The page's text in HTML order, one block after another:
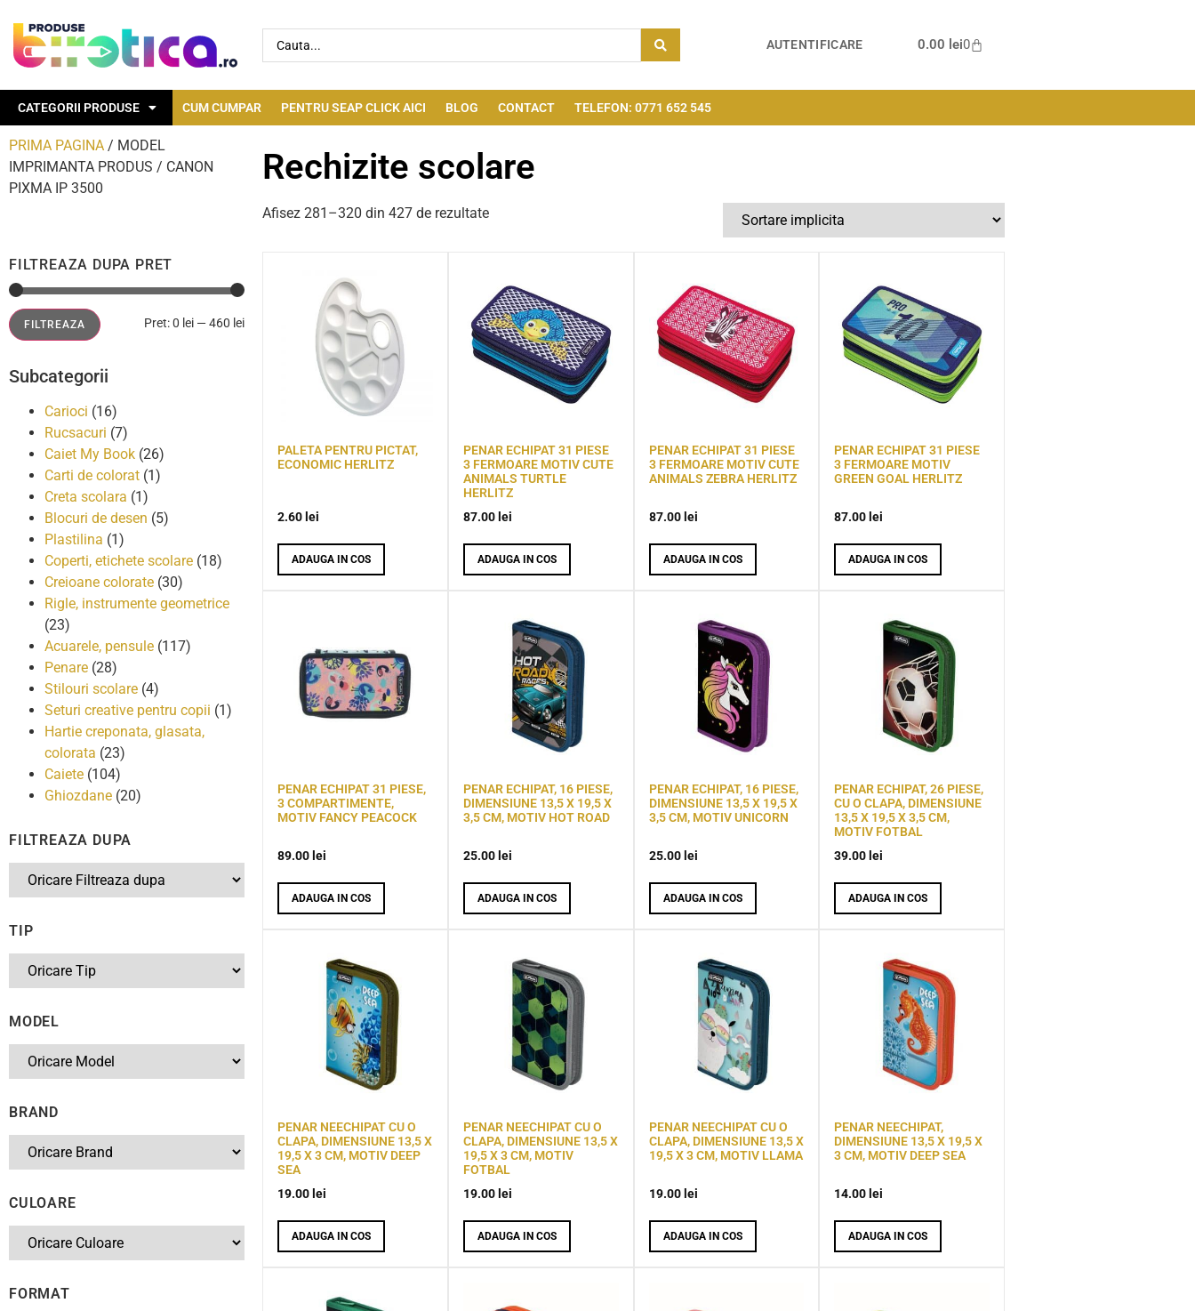
AUTENTIFICARE 0.00 lei0
CATEGORII PRODUSE CUM CUMPAR PENTRU SEAP CLICK AICI BLOG CONTACT TELEFON: 0771 652 545
PRIMA PAGINA / MODEL
IMPRIMANTA PRODUS / CANON
PIXMA IP 3500
FILTREAZA DUPA PRET
FILTREAZA Pret:0 lei —460 lei
Subcategorii
Carioci (16)
Rucsacuri (7)
Caiet My Book (26)
Carti de colorat (1)
Creta scolara (1)
Blocuri de desen (5)
Plastilina (1)
Coperti, etichete scolare (18)
Creioane colorate (30)
Rigle, instrumente geometrice
(23)
Acuarele, pensule (117)
Penare (28)
Stilouri scolare (4)
Seturi creative pentru copii (1)
Hartie creponata, glasata,
colorata (23)
Caiete (104)
Ghiozdane (20)
FILTREAZA DUPA
TIP
MODEL
BRAND
CULOARE
FORMAT
Rechizite scolare
Afisez 281–320 din 427 de rezultate
PALETA PENTRU PICTAT,
ECONOMIC HERLITZ
2.60 lei
ADAUGA IN COS
PENAR ECHIPAT 31 PIESE
3 FERMOARE MOTIV CUTE
ANIMALS TURTLE
HERLITZ
87.00 lei
ADAUGA IN COS
PENAR ECHIPAT 31 PIESE
3 FERMOARE MOTIV CUTE
ANIMALS ZEBRA HERLITZ
87.00 lei
ADAUGA IN COS
PENAR ECHIPAT 31 PIESE
3 FERMOARE MOTIV
GREEN GOAL HERLITZ
87.00 lei
ADAUGA IN COS
PENAR ECHIPAT 31 PIESE,
3 COMPARTIMENTE,
MOTIV FANCY PEACOCK
89.00lei
ADAUGA IN COS
PENAR ECHIPAT, 16 PIESE,
DIMENSIUNE 13,5 X 19,5 X
3,5 CM, MOTIV HOT ROAD
25.00lei
ADAUGA IN COS
PENAR ECHIPAT, 16 PIESE,
DIMENSIUNE 13,5 X 19,5 X
3,5 CM, MOTIV UNICORN
25.00lei
ADAUGA IN COS
PENAR ECHIPAT, 26 PIESE,
CU O CLAPA, DIMENSIUNE
13,5 X 19,5 X 3,5 CM,
MOTIV FOTBAL
39.00lei
ADAUGA IN COS
PENAR NEECHIPAT CU O
CLAPA, DIMENSIUNE 13,5 X
19,5 X 3 CM, MOTIV DEEP
SEA
19.00 lei
ADAUGA IN COS
PENAR NEECHIPAT CU O
CLAPA, DIMENSIUNE 13,5 X
19,5 X 3 CM, MOTIV
FOTBAL
19.00 lei
ADAUGA IN COS
PENAR NEECHIPAT CU O
CLAPA, DIMENSIUNE 13,5 X
19,5 X 3 CM, MOTIV LLAMA
19.00 lei
ADAUGA IN COS
PENAR NEECHIPAT,
DIMENSIUNE 13,5 X 19,5 X
3 CM, MOTIV DEEP SEA
14.00 lei
ADAUGA IN COS